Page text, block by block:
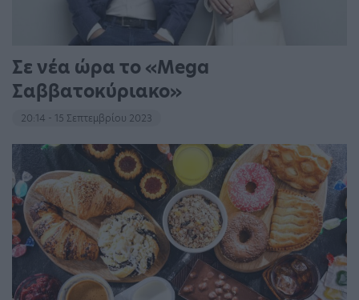
Σε νέα ώρα το «Mega
Σαββατοκύριακο»
20:14 - 15 Σεπτεμβρίου 2023